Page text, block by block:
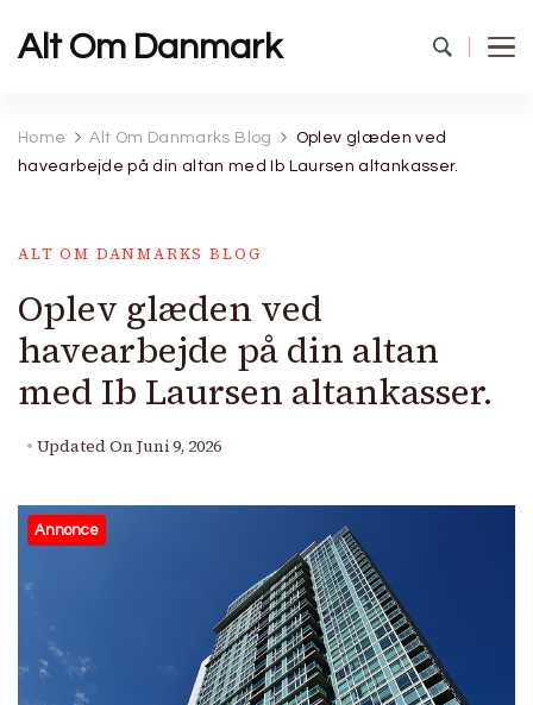
Alt Om Danmark
Home Alt Om Danmarks Blog
Oplev glæden ved
havearbejde på din altan med Ib Laursen altankasser.
ALT OM DANMARKS BLOG
Oplev glæden ved
havearbejde på din altan
med Ib Laursen altankasser.
Updated On Juni 9, 2026
Annonce